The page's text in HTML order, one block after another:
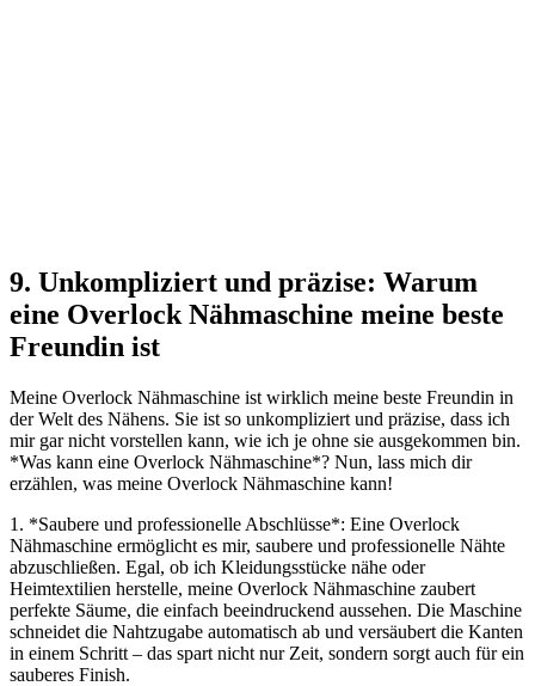
9. Unkompliziert und präzise: Warum
eine Overlock Nähmaschine meine beste
Freundin ist
Meine Overlock Nähmaschine ist wirklich meine beste Freundin in
der Welt des Nähens. Sie ist so unkompliziert und präzise, dass ich
mir gar nicht vorstellen kann, wie ich je ohne sie ausgekommen bin.
*Was kann eine Overlock Nähmaschine*? Nun, lass mich dir
erzählen, was meine Overlock Nähmaschine kann!
1. *Saubere und professionelle Abschlüsse*: Eine Overlock
Nähmaschine ermöglicht es mir, saubere und professionelle Nähte
abzuschließen. Egal, ob ich Kleidungsstücke nähe oder
Heimtextilien herstelle, meine Overlock Nähmaschine zaubert
perfekte Säume, die einfach beeindruckend aussehen. Die Maschine
schneidet die Nahtzugabe automatisch ab und versäubert die Kanten
in einem Schritt – das spart nicht nur Zeit, sondern sorgt auch für ein
sauberes Finish.